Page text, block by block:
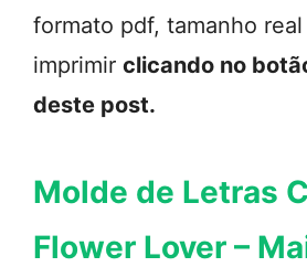
formato pdf, tamanho
imprimir clicando no
deste post.
Molde de Letras
Flower Lover –